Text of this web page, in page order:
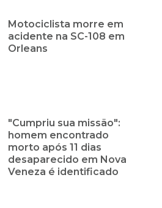
Motociclista morre em
acidente na SC-108 em
Orleans
"Cumpriu sua missão":
homem encontrado
morto após 11 dias
desaparecido em Nova
Veneza é identificado